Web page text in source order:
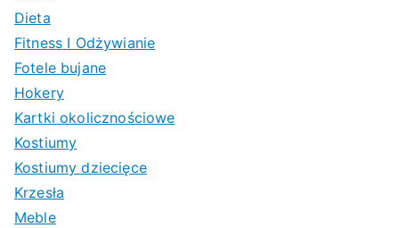
Dieta
Fitness I Odżywianie
Fotele bujane
Hokery
Kartki okolicznościowe
Kostiumy
Kostiumy dziecięce
Krzesła
Meble